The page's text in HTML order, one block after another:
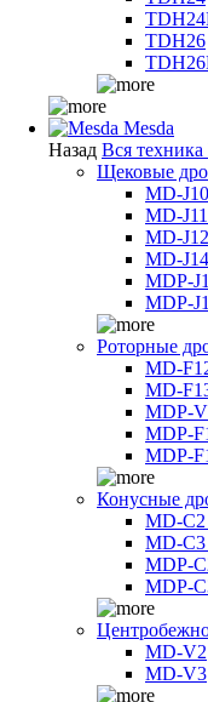
TDH26
Mesda
Назад Вся техника
Щековые
MD-
MD-
MD-
MD-
MDP-
MDP-
Роторные
MD-
MD-
MDP-
MDP-
MDP-
Конусные
MD-C2
MD-C3
MDP-
MDP-
MD-V2
MD-V3